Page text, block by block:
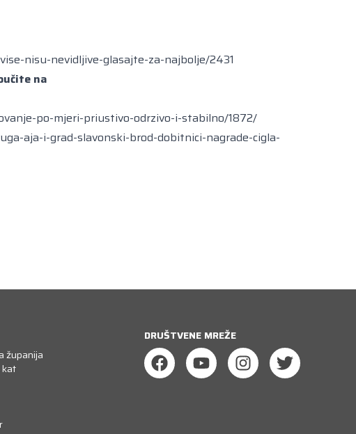
nisu-nevidljive-glasajte-za-najbolje/2431
na
po-mjeri-priustivo-odrzivo-i-stabilno/1872/
aja-i-grad-slavonski-brod-dobitnici-nagrade-cigla-
županija
kat
DRUŠTVENE MREŽE